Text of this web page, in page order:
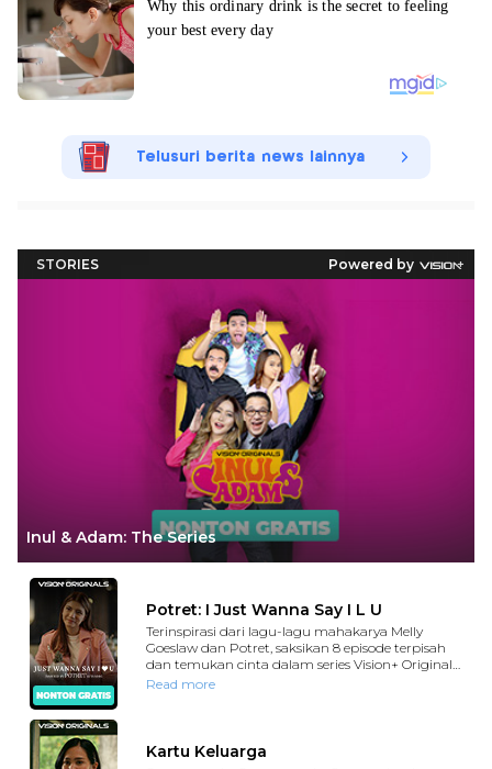
Telusuri berita news lainnya